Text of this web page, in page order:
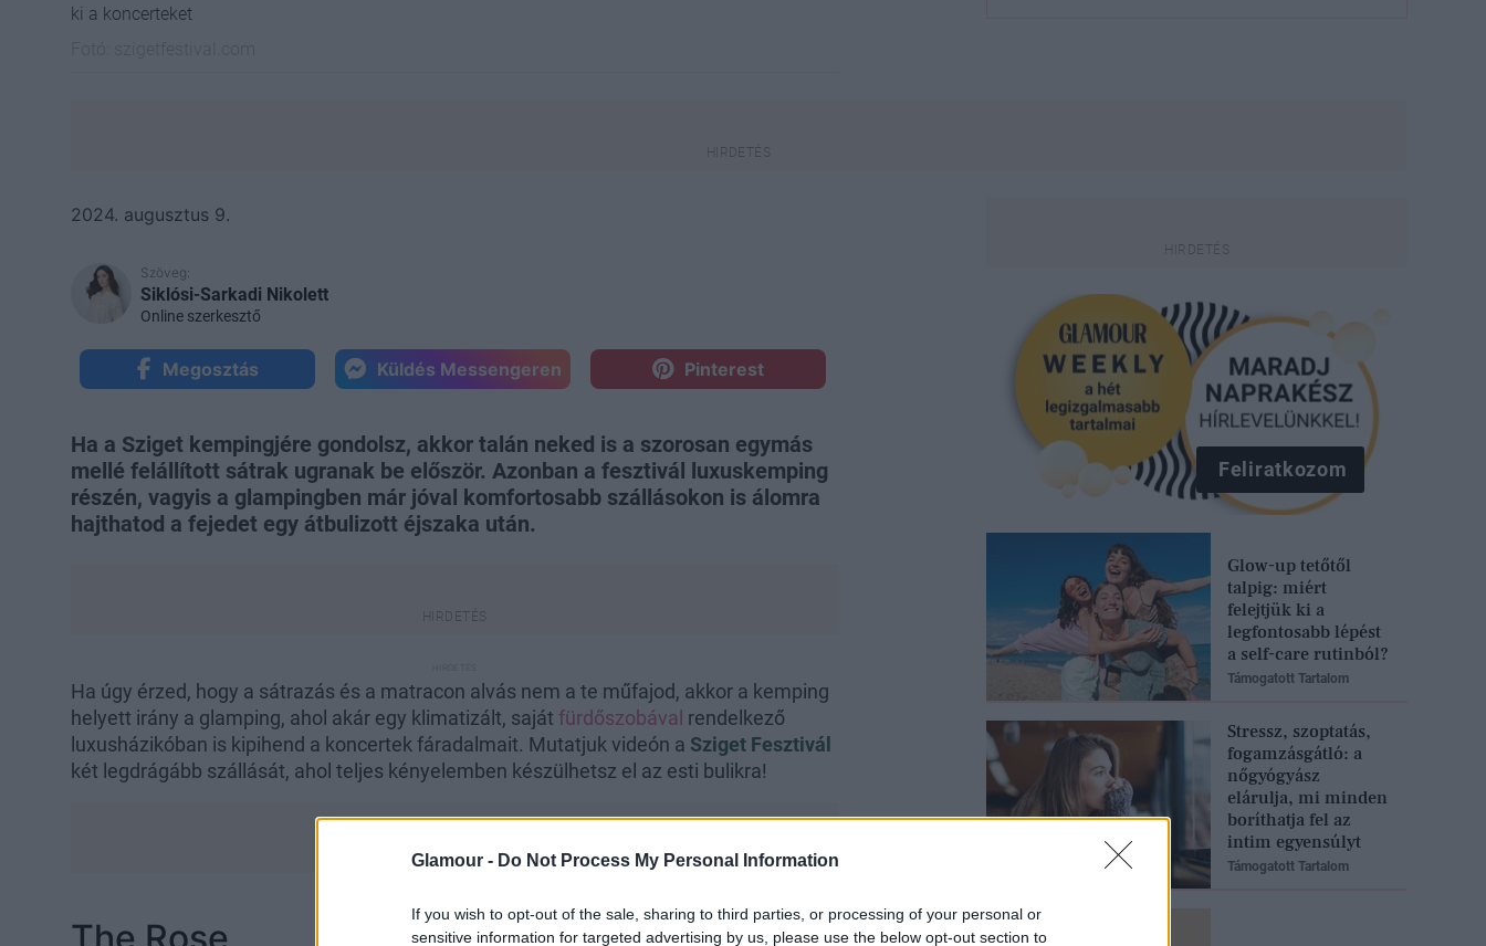
Glamour - Do Not Process My Personal Information
If you wish to opt-out of the sale, sharing to third parties, or processing of your personal or
sensitive information for targeted advertising by us, please use the below opt-out section to
ki a koncerteket
2024. augusztus 9.
Szöveg:
Siklósi-Sarkadi Nikolett
Online szerkesztő
Megosztás Küldés Messengeren Pinterest
Ha a Sziget kempingjére gondolsz, akkor talán neked is a szorosan egymás
mellé felállított sátrak ugranak be először. Azonban a fesztivál luxuskemping
részén, vagyis a glampingben már jóval komfortosabb szállásokon is álomra
hajthatod a fejedet egy átbulizott éjszaka után.
Ha úgy érzed, hogy a sátrazás és a matracon alvás nem a te műfajod, akkor a kemping
helyett irány a glamping, ahol akár egy klimatizált, saját fürdőszobával rendelkező
luxusházikóban is kipihend a koncertek fáradalmait. Mutatjuk videón a Sziget Fesztivál
két legdrágább szállását, ahol teljes kényelemben készülhetsz el az esti bulikra!
Feliratkozom
Glow-up tetőtől
talpig: miért
felejtjük ki a
legfontosabb lépést
a self-care rutinból?
Támogatott Tartalom
Stressz, szoptatás,
fogamzásgátló: a
nőgyógyász
elárulja, mi minden
boríthatja fel az
intim egyensúlyt
Támogatott Tartalom